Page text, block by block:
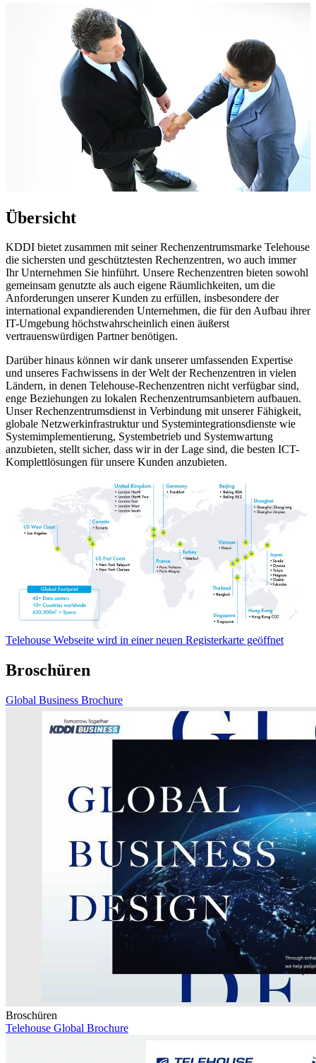
Übersicht
KDDI bietet zusammen mit seiner Rechenzentrumsmarke Telehouse
die sichersten und geschütztesten Rechenzentren, wo auch immer
Ihr Unternehmen Sie hinführt. Unsere Rechenzentren bieten sowohl
gemeinsam genutzte als auch eigene Räumlichkeiten, um die
Anforderungen unserer Kunden zu erfüllen, insbesondere der
international expandierenden Unternehmen, die für den Aufbau ihrer
IT-Umgebung höchstwahrscheinlich einen äußerst
vertrauenswürdigen Partner benötigen.
Darüber hinaus können wir dank unserer umfassenden Expertise
und unseres Fachwissens in der Welt der Rechenzentren in vielen
Ländern, in denen Telehouse-Rechenzentren nicht verfügbar sind,
enge Beziehungen zu lokalen Rechenzentrumsanbietern aufbauen.
Unser Rechenzentrumsdienst in Verbindung mit unserer Fähigkeit,
globale Netzwerkinfrastruktur und Systemintegrationsdienste wie
Systemimplementierung, Systembetrieb und Systemwartung
anzubieten, stellt sicher, dass wir in der Lage sind, die besten ICT-
Komplettlösungen für unsere Kunden anzubieten.
Telehouse Webseite wird in einer neuen Registerkarte geöffnet
Broschüren
Global Business Brochure
Broschüren
Telehouse Global Brochure